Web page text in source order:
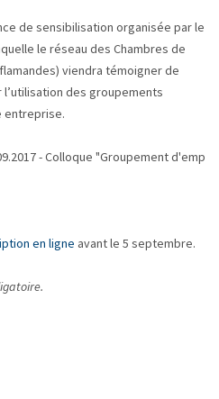
de sensibilisation organisée par le
le réseau des Chambres de
viendra témoigner de
des groupements
entreprise.
en ligne avant le 5 septembre.